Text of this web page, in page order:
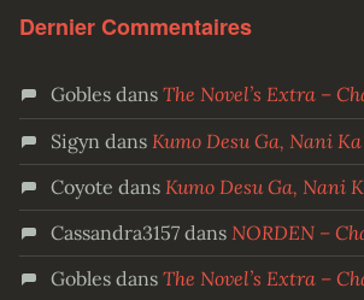
Dernier Commentaires
Goblesdans The Novel’s Extra –
Sigyn dans Kumo Desu Ga, Nani
Coyote dans Kumo Desu Ga, Nani
Cassandra3157dans NORDEN –
Goblesdans The Novel’s Extra –